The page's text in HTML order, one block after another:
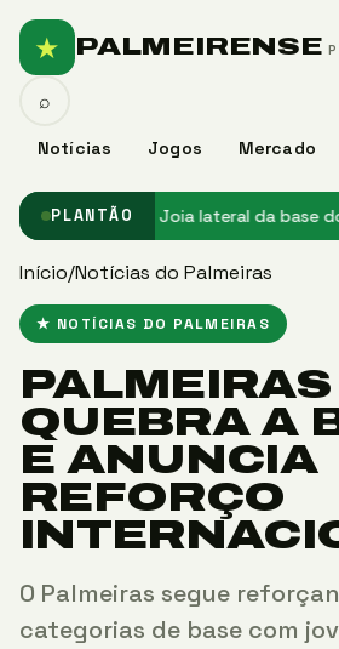
★ PALMEIRENSE
Notícias Jogos Mercado
⌕
PLANTÃO
Palmeiras★ Joia lateral da base do
Início/Notícias do Palmeiras
★ NOTÍCIAS DO PALMEIRAS
PALMEIRAS
QUEBRA A
E ANUNCIA
REFORÇO
O Palmeiras segue
categorias de base com